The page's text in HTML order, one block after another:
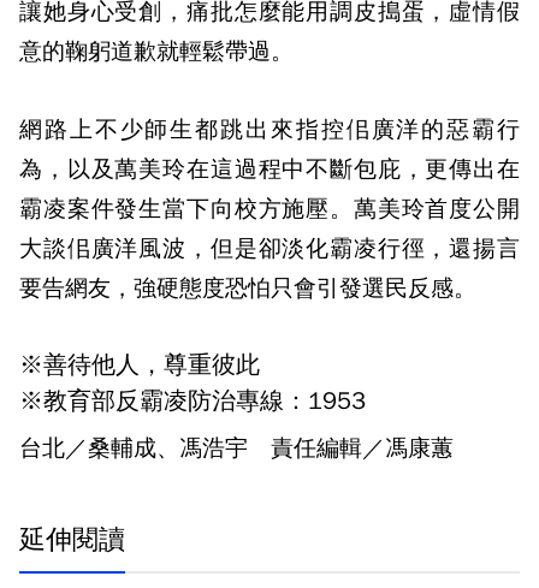
讓她身心受創，痛批怎麼能用調皮搗蛋，虛情假
意的鞠躬道歉就輕鬆帶過。
網路上不少師生都跳出來指控佀廣洋的惡霸行
為，以及萬美玲在這過程中不斷包庇，更傳出在
霸凌案件發生當下向校方施壓。萬美玲首度公開
大談佀廣洋風波，但是卻淡化霸凌行徑，還揚言
要告網友，強硬態度恐怕只會引發選民反感。
※善待他人，尊重彼此
※教育部反霸凌防治專線：1953
台北／桑輔成、馮浩宇 責任編輯／馮康蕙
延伸閱讀